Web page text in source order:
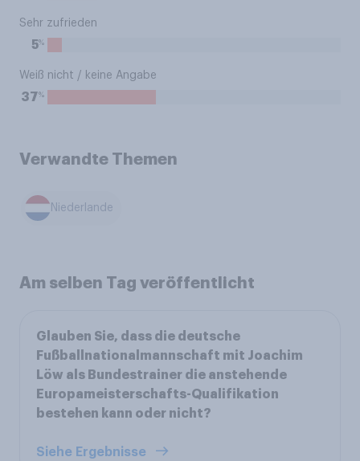
Sehr zufrieden
5%
Weiß nicht / keine Angabe
37%
Verwandte Themen
Niederlande
Am selben Tag veröffentlicht
Glauben Sie, dass die deutsche
Fußballnationalmannschaft mit Joachim
Löw als Bundestrainer die anstehende
Europameisterschafts-Qualifikation
bestehen kann oder nicht?
Siehe Ergebnisse